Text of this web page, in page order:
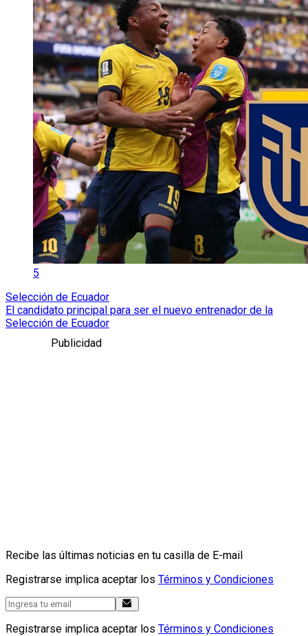
5
Selección de Ecuador
El candidato principal para ser el nuevo entrenador de la
Selección de Ecuador
Publicidad
Recibe las últimas noticias en tu casilla de E-mail
Registrarse implica aceptar los Términos y Condiciones
Registrarse implica aceptar los Términos y Condiciones